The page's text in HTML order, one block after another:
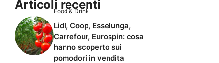
Articoli recenti
Food & Drink
Lidl, Coop, Esselunga,
Carrefour, Eurospin: cosa
hanno scoperto sui
pomodori in vendita